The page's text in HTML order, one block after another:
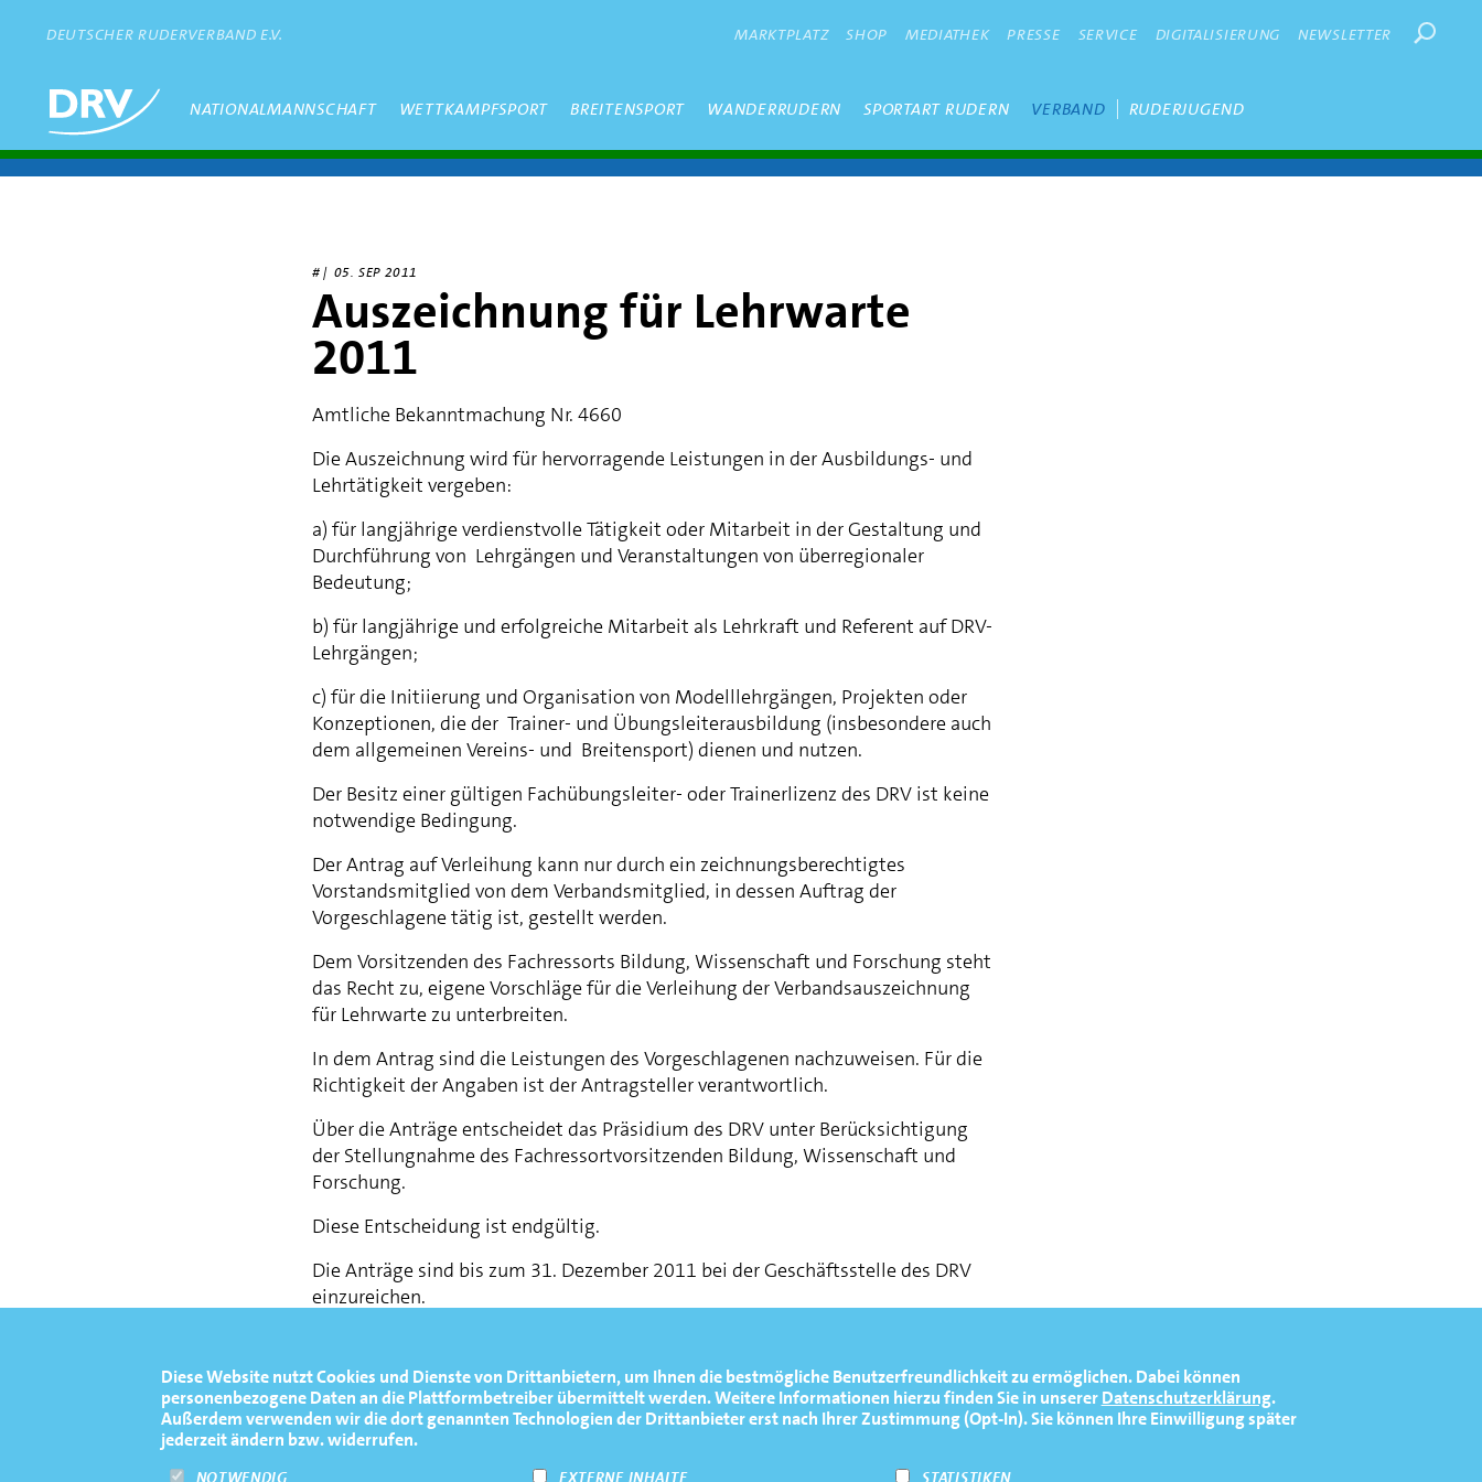
Diese Website nutzt Cookies und Dienste von Drittanbietern, um Ihnen die bestmögliche Benutzerfreundlichkeit zu ermöglichen. Dabei können
personenbezogene Daten an die Plattformbetreiber übermittelt werden. Weitere Informationen hierzu finden Sie in unsererDatenschutzerklärung.
Außerdem verwenden wir die dort genannten Technologien der Drittanbieter erst nach Ihrer Zustimmung (Opt-In). Sie können Ihre Einwilligung später
jederzeit ändern bzw. widerrufen.
NOTWENDIG EXTERNE INHALTE STATISTIKEN
DEUTSCHER RUDERVERBAND E.V. METANAVIGATION
MARKTPLATZ SHOP MEDIATHEK PRESSE SERVICE DIGITALISIERUNG NEWSLETTER
Hauptmenü
NATIONALMANNSCHAFT WETTKAMPFSPORT BREITENSPORT WANDERRUDERN SPORTART RUDERN VERBAND RUDERJUGEND
# | 05. SEP 2011
Auszeichnung für Lehrwarte
2011
Amtliche Bekanntmachung Nr. 4660
Die Auszeichnung wird für hervorragende Leistungen in der Ausbildungs- und
Lehrtätigkeit vergeben:
a) für langjährige verdienstvolle Tätigkeit oder Mitarbeit in der Gestaltung und
Durchführung von Lehrgängen und Veranstaltungen von überregionaler
Bedeutung;
b) für langjährige und erfolgreiche Mitarbeit als Lehrkraft und Referent auf DRV-
Lehrgängen;
c) für die Initiierung und Organisation von Modelllehrgängen, Projekten oder
Konzeptionen, die der Trainer- und Übungsleiterausbildung (insbesondere auch
dem allgemeinen Vereins- und Breitensport) dienen und nutzen.
Der Besitz einer gültigen Fachübungsleiter- oder Trainerlizenz des DRV ist keine
notwendige Bedingung.
Der Antrag auf Verleihung kann nur durch ein zeichnungsberechtigtes
Vorstandsmitglied von dem Verbandsmitglied, in dessen Auftrag der
Vorgeschlagene tätig ist, gestellt werden.
Dem Vorsitzenden des Fachressorts Bildung, Wissenschaft und Forschung steht
das Recht zu, eigene Vorschläge für die Verleihung der Verbandsauszeichnung
für Lehrwarte zu unterbreiten.
In dem Antrag sind die Leistungen des Vorgeschlagenen nachzuweisen. Für die
Richtigkeit der Angaben ist der Antragsteller verantwortlich.
Über die Anträge entscheidet das Präsidium des DRV unter Berücksichtigung
der Stellungnahme des Fachressortvorsitzenden Bildung, Wissenschaft und
Forschung.
Diese Entscheidung ist endgültig.
Die Anträge sind bis zum 31. Dezember 2011 bei der Geschäftsstelle des DRV
einzureichen.
Siegfried Kaidel
Vorsitzender des Deutschen Ruderverbandes